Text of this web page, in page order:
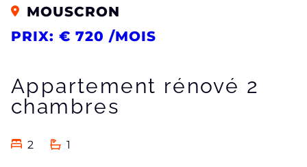
MOUSCRON
PRIX: € 720 /MOIS
Appartement rénové 2
chambres
2 1